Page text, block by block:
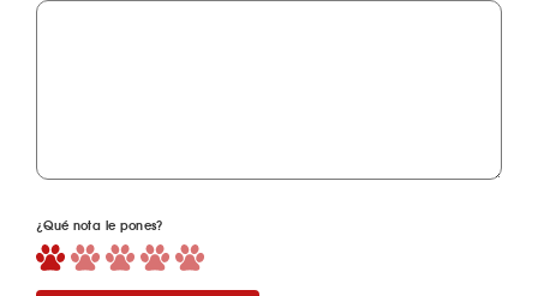
¿Qué nota le pones?